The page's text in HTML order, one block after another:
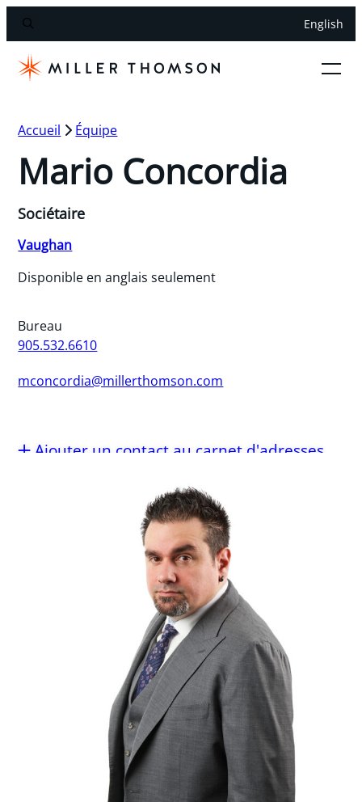
English
Accueil Équipe
Mario Concordia
Sociétaire
Vaughan
Disponible en anglais seulement
Bureau
905.532.6610
mconcordia@millerthomson.com
Ajouter un contact au carnet d'adresses